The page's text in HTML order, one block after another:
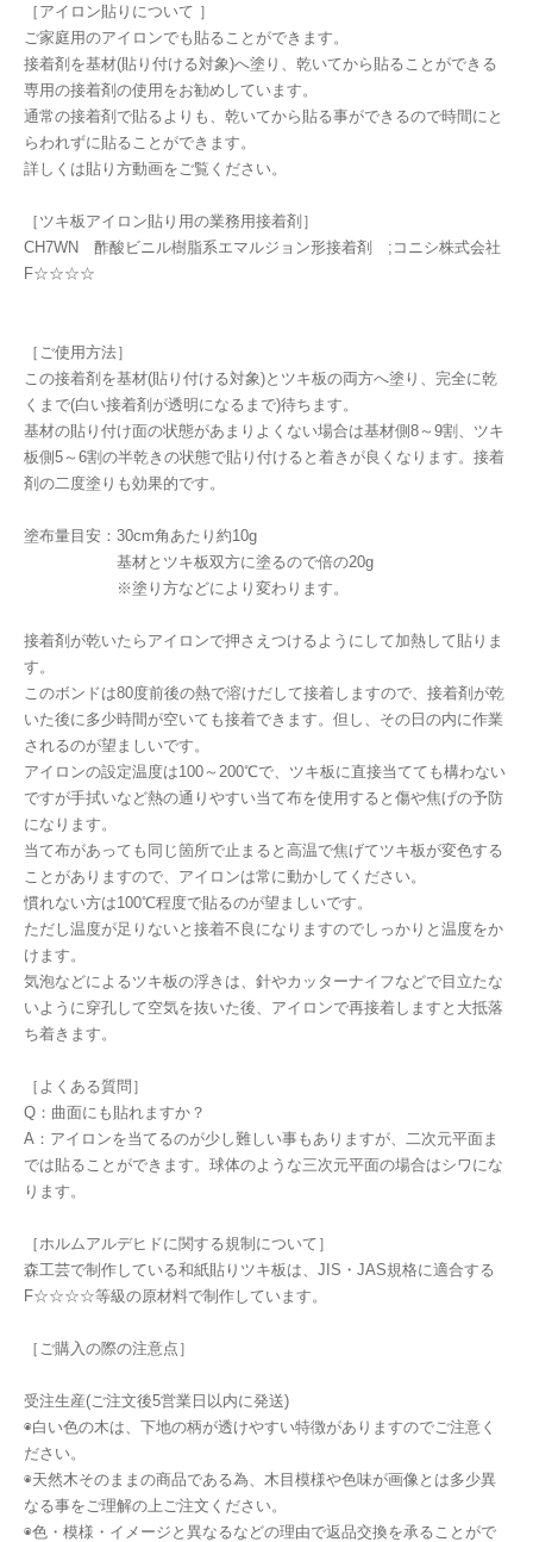
［アイロン貼りについて ］
ご家庭用のアイロンでも貼ることができます。
接着剤を基材(貼り付ける対象)へ塗り、乾いてから貼ることができる
専用の接着剤の使用をお勧めしています。
通常の接着剤で貼るよりも、乾いてから貼る事ができるので時間にと
らわれずに貼ることができます。
詳しくは貼り方動画をご覧ください。
［ツキ板アイロン貼り用の業務用接着剤］
CH7WN 酢酸ビニル樹脂系エマルジョン形接着剤 ;コニシ株式会社
F☆☆☆☆
［ご使用方法］
この接着剤を基材(貼り付ける対象)とツキ板の両方へ塗り、完全に乾
くまで(白い接着剤が透明になるまで)待ちます。
基材の貼り付け面の状態があまりよくない場合は基材側8～9割、ツキ
板側5～6割の半乾きの状態で貼り付けると着きが良くなります。接着
剤の二度塗りも効果的です。
塗布量目安：30cm角あたり約10g
基材とツキ板双方に塗るので倍の20g
※塗り方などにより変わります。
接着剤が乾いたらアイロンで押さえつけるようにして加熱して貼りま
す。
このボンドは80度前後の熱で溶けだして接着しますので、接着剤が乾
いた後に多少時間が空いても接着できます。但し、その日の内に作業
されるのが望ましいです。
アイロンの設定温度は100～200℃で、ツキ板に直接当てても構わない
ですが手拭いなど熱の通りやすい当て布を使用すると傷や焦げの予防
になります。
当て布があっても同じ箇所で止まると高温で焦げてツキ板が変色する
ことがありますので、アイロンは常に動かしてください。
慣れない方は100℃程度で貼るのが望ましいです。
ただし温度が足りないと接着不良になりますのでしっかりと温度をか
けます。
気泡などによるツキ板の浮きは、針やカッターナイフなどで目立たな
いように穿孔して空気を抜いた後、アイロンで再接着しますと大抵落
ち着きます。
［よくある質問］
Q：曲面にも貼れますか？
A：アイロンを当てるのが少し難しい事もありますが、二次元平面ま
では貼ることができます。球体のような三次元平面の場合はシワにな
ります。
［ホルムアルデヒドに関する規制について］
森工芸で制作している和紙貼りツキ板は、JIS・JAS規格に適合する
F☆☆☆☆等級の原材料で制作しています。
［ご購入の際の注意点］
受注生産(ご注文後5営業日以内に発送)
◉白い色の木は、下地の柄が透けやすい特徴がありますのでご注意く
ださい。
◉天然木そのままの商品である為、木目模様や色味が画像とは多少異
なる事をご理解の上ご注文ください。
◉色・模様・イメージと異なるなどの理由で返品交換を承ることがで